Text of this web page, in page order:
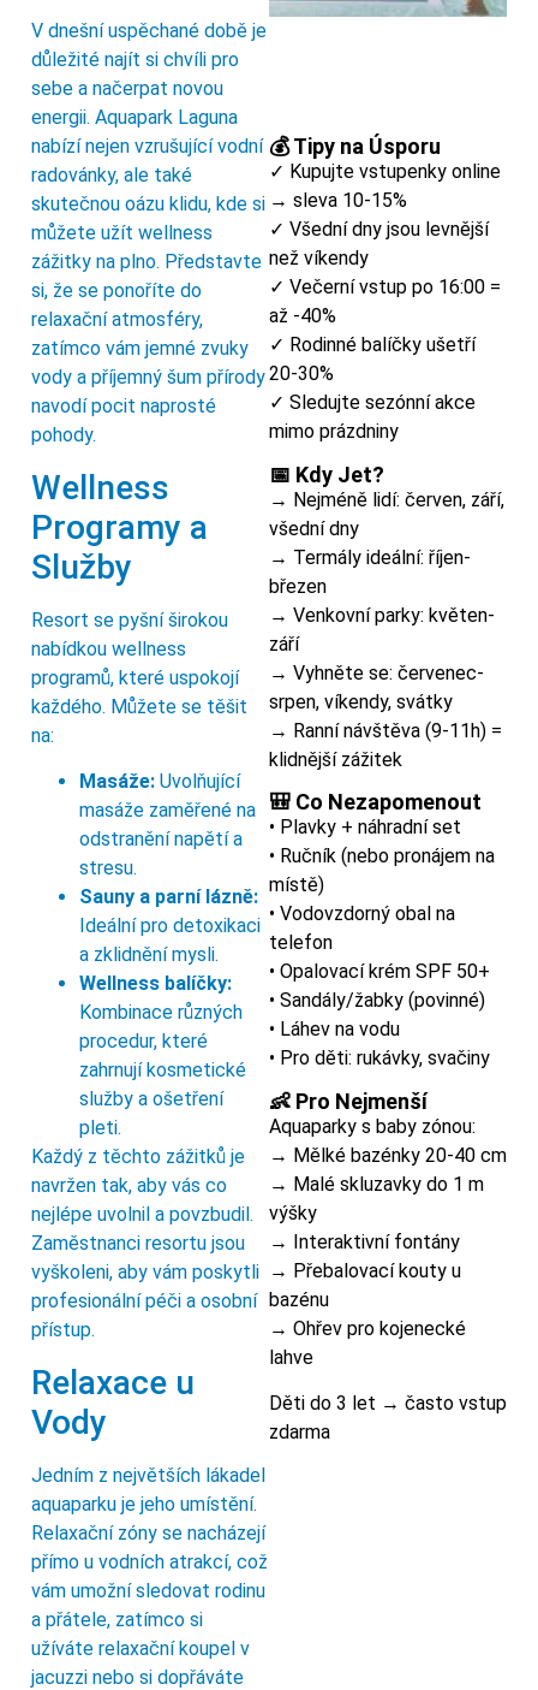
V dnešní uspěchané době je
důležité najít si chvíli pro
sebe a načerpat novou
energii. Aquapark Laguna
nabízí nejen vzrušující vodní
radovánky, ale také
skutečnou oázu klidu, kde si
můžete užít wellness
zážitky na plno. Představte
si, že se ponoříte do
relaxační atmosféry,
zatímco vám jemné zvuky
vody a příjemný šum přírody
navodí pocit naprosté
pohody.
Wellness
Programy a
Služby
Resort se pyšní širokou
nabídkou wellness
programů, které uspokojí
každého. Můžete se těšit
na:
Masáže: Uvolňující
masáže zaměřené na
odstranění napětí a
stresu.
Sauny a parní lázně:
Ideální pro detoxikaci
a zklidnění mysli.
Wellness balíčky:
Kombinace různých
procedur, které
zahrnují kosmetické
služby a ošetření
pleti.
Každý z těchto zážitků je
navržen tak, aby vás co
nejlépe uvolnil a povzbudil.
Zaměstnanci resortu jsou
vyškoleni, aby vám poskytli
profesionální péči a osobní
přístup.
Relaxace u
Vody
Jedním z největších lákadel
aquaparku je jeho umístění.
Relaxační zóny se nacházejí
přímo u vodních atrakcí, což
vám umožní sledovat rodinu
a přátele, zatímco si
užíváte relaxační koupel v
jacuzzi nebo si dopřáváte
💰 Tipy na Úsporu
✓ Kupujte vstupenky online
→ sleva 10-15%
✓ Všední dny jsou levnější
než víkendy
✓ Večerní vstup po 16:00 =
až -40%
✓ Rodinné balíčky ušetří
20-30%
✓ Sledujte sezónní akce
mimo prázdniny
📅 Kdy Jet?
→ Nejméně lidí: červen, září,
všední dny
→ Termály ideální: říjen-
březen
→ Venkovní parky: květen-
září
→ Vyhněte se: červenec-
srpen, víkendy, svátky
→ Ranní návštěva (9-11h) =
klidnější zážitek
🎒 Co Nezapomenout
• Plavky + náhradní set
• Ručník (nebo pronájem na
místě)
• Vodovzdorný obal na
telefon
• Opalovací krém SPF 50+
• Sandály/žabky (povinné)
• Láhev na vodu
• Pro děti: rukávky, svačiny
👶 Pro Nejmenší
Aquaparky s baby zónou:
→ Mělké bazénky 20-40 cm
→ Malé skluzavky do 1 m
výšky
→ Interaktivní fontány
→ Přebalovací kouty u
bazénu
→ Ohřev pro kojenecké
lahve
Děti do 3 let → často vstup
zdarma